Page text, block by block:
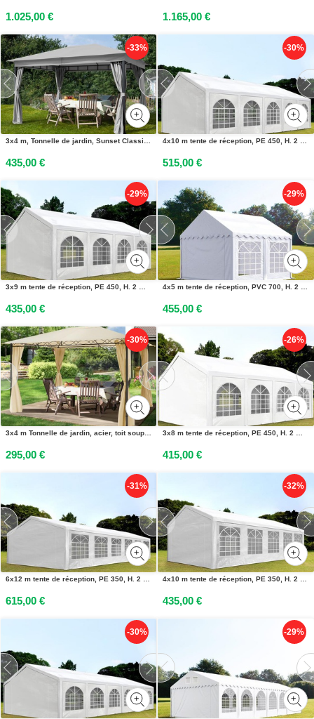
1.025,00 € 1.165,00 €
-33%
3x4 m, Tonnelle de jardin, Sunset Classic, gris perle - (300042)
435,00 €
-30%
4x10 m tente de réception, PE 450, H. 2 m, blanc - (91112)
515,00 €
-29%
3x9 m tente de réception, PE 450, H. 2 m, blanc - (91106)
435,00 €
-29%
4x5 m tente de réception, PVC 700, H. 2 m, blanc - (8645)
455,00 €
-30%
3x4 m Tonnelle de jardin, acier, toit souple, champagne - (300110)
295,00 €
-26%
3x8 m tente de réception, PE 450, H. 2 m, blanc - (91105)
415,00 €
-31%
6x12 m tente de réception, PE 350, H. 2 m, blanc - (90109)
615,00 €
-32%
4x10 m tente de réception, PE 350, H. 2 m, blanc - (90107)
435,00 €
-30% -29%